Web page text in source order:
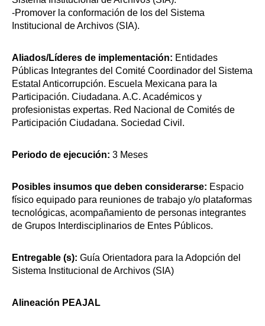
-Promover la conformación de los del Sistema
Institucional de Archivos (SIA).
Aliados/Líderes de implementación: Entidades
Públicas Integrantes del Comité Coordinador del Sistema
Estatal Anticorrupción. Escuela Mexicana para la
Participación. Ciudadana. A.C. Académicos y
profesionistas expertas. Red Nacional de Comités de
Participación Ciudadana. Sociedad Civil.
Periodo de ejecución: 3 Meses
Posibles insumos que deben considerarse: Espacio
físico equipado para reuniones de trabajo y/o plataformas
tecnológicas, acompañamiento de personas integrantes
de Grupos Interdisciplinarios de Entes Públicos.
Entregable (s): Guía Orientadora para la Adopción del
Sistema Institucional de Archivos (SIA)
Alineación PEAJAL